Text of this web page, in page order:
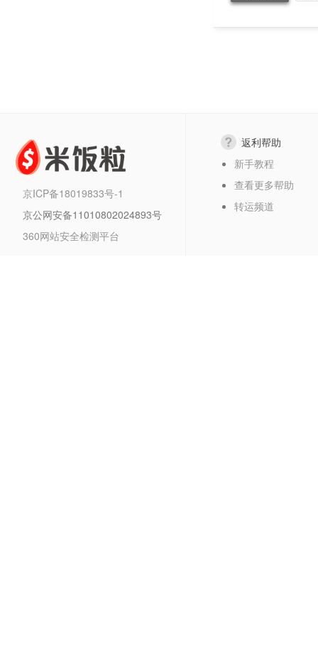
京ICP备18019833号-1
京公网安备11010802024893号
360网站安全检测平台
返利帮助
新手教程
查看更多帮助
转运频道